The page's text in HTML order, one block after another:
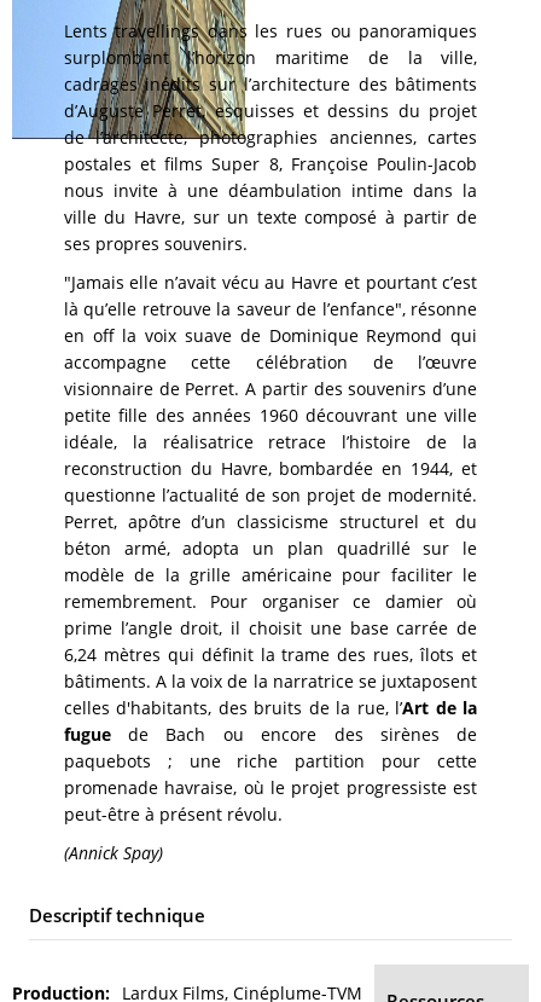
Lents travellings dans les rues ou panoramiques
surplombant l’horizon maritime de la ville,
cadrages inédits sur l’architecture des bâtiments
d’Auguste Perret, esquisses et dessins du projet
de l’architecte, photographies anciennes, cartes
postales et films Super 8, Françoise Poulin-Jacob
nous invite à une déambulation intime dans la
ville du Havre, sur un texte composé à partir de
ses propres souvenirs.
"Jamais elle n’avait vécu au Havre et pourtant c’est
là qu’elle retrouve la saveur de l’enfance", résonne
en off la voix suave de Dominique Reymond qui
accompagne cette célébration de l’œuvre
visionnaire de Perret. A partir des souvenirs d’une
petite fille des années 1960 découvrant une ville
idéale, la réalisatrice retrace l’histoire de la
reconstruction du Havre, bombardée en 1944, et
questionne l’actualité de son projet de modernité.
Perret, apôtre d’un classicisme structurel et du
béton armé, adopta un plan quadrillé sur le
modèle de la grille américaine pour faciliter le
remembrement. Pour organiser ce damier où
prime l’angle droit, il choisit une base carrée de
6,24 mètres qui définit la trame des rues, îlots et
bâtiments. A la voix de la narratrice se juxtaposent
celles d'habitants, des bruits de la rue, l’Art de la
fuguede Bach ou encore des sirènes de
paquebots ; une riche partition pour cette
promenade havraise, où le projet progressiste est
peut-être à présent révolu.
(Annick Spay)
Descriptif technique
Production Lardux Films, Cinéplume-TVM